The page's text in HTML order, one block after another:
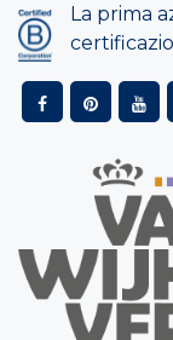
La prima